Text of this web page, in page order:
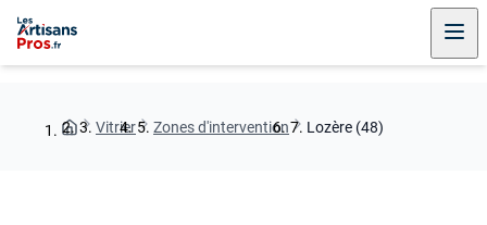
Vitrier Zones d'intervention Lozère (48)